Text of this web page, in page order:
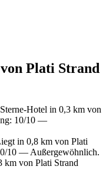
Plati Strand
Hotel in 0,3 km von
10/10 —
in 0,8 km von Plati
10 — Außergewöhnlich.
von Plati Strand